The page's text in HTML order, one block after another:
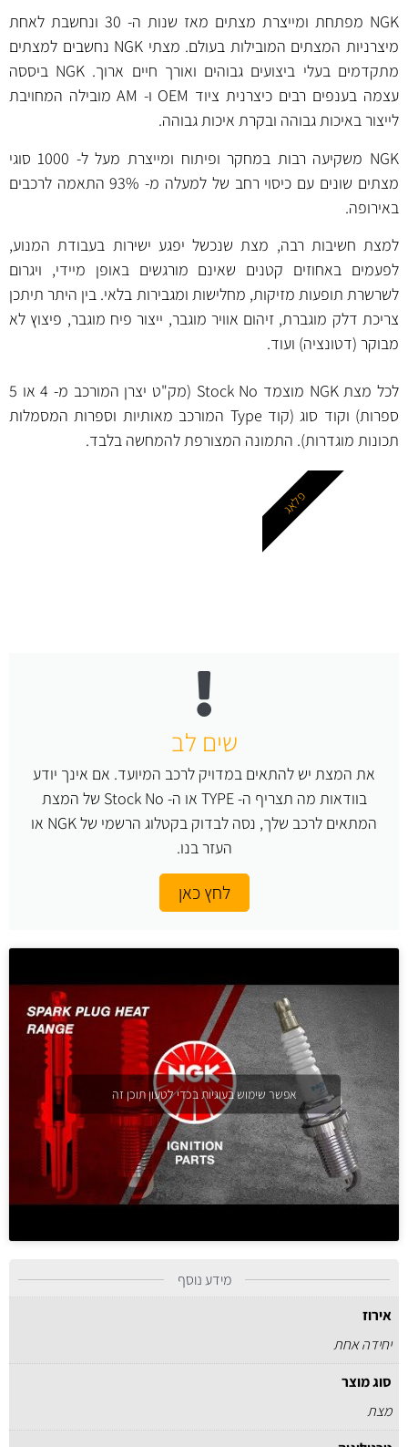
NGK מפתחת ומייצרת מצתים מאז שנות ה- 30 ונחשבת לאחת
מיצרניות המצתים המובילות בעולם. מצתי NGK נחשבים למצתים
מתקדמים בעלי ביצועים גבוהים ואורך חיים ארוך. NGK ביססה
עצמה בענפים רבים כיצרנית ציוד OEM ו- AM מובילה המחויבת
לייצור באיכות גבוהה ובקרת איכות גבוהה.
NGK משקיעה רבות במחקר ופיתוח ומייצרת מעל ל- 1000 סוגי
מצתים שונים עם כיסוי רחב של למעלה מ- 93% התאמה לרכבים
באירופה.
למצת חשיבות רבה, מצת שנכשל יפגע ישירות בעבודת המנוע,
לפעמים באחוזים קטנים שאינם מורגשים באופן מיידי, ויגרום
לשרשרת תופעות מזיקות, מחלישות ומגבירות בלאי. בין היתר תיתכן
צריכת דלק מוגברת, זיהום אוויר מוגבר, ייצור פיח מוגבר, פיצוץ לא
מבוקר (דטונציה) ועוד.
לכל מצת NGK מוצמד Stock No (מק"ט יצרן המורכב מ- 4 או 5
ספרות) וקוד סוג (קוד Type המורכב מאותיות וספרות המסמלות
תכונות מוגדרות). התמונה המצורפת להמחשה בלבד.
שים לב
את המצת יש להתאים במדויק לרכב המיועד. אם אינך יודע
בוודאות מה תצריף ה- TYPE או ה- Stock No של המצת
המתאים לרכב שלך, נסה לבדוק בקטלוג הרשמי של NGK או
העזר בנו.
לחץ כאן
פלאג
אפשר שימוש בעוגיות בכדי לטעון תוכן זה
מידע נוסף
אירוז
יחידה אחת
סוג מוצר
מצת